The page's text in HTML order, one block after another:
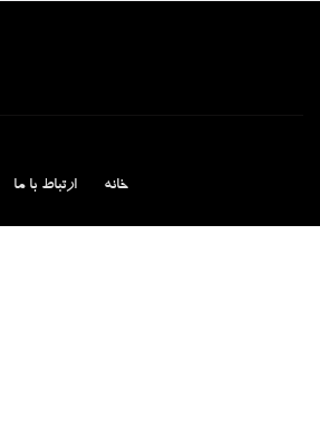
خانه ارتباط با ما